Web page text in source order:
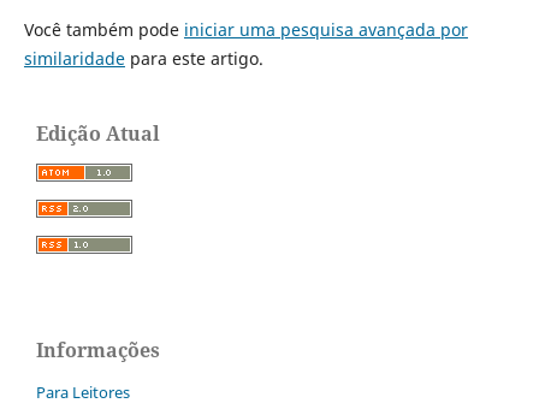
Você também pode iniciar uma pesquisa avançada por
similaridadepara este artigo.
Edição Atual
Informações
Para Leitores